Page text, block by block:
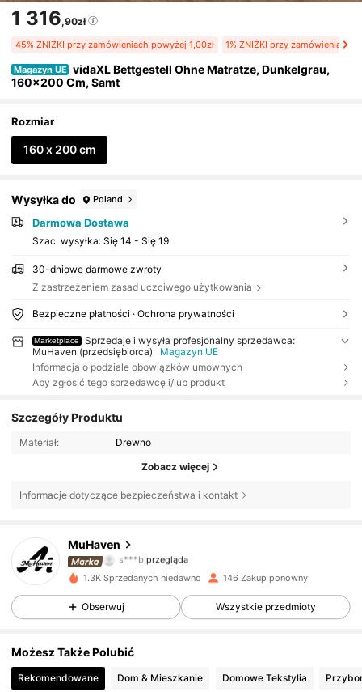
1 316,90zł
45% ZNIŻKI przy zamówieniach powyżej 1,00zł 1% ZNIŻKI przy zamówieniach
Magazyn UE vidaXL Bettgestell Ohne Matratze, Dunkelgrau,
160x200 Cm, Samt
Rozmiar
160 x 200 cm
Wysyłka do Poland
Darmowa Dostawa
Szac. wysyłka: Się 14 - Się 19
30-dniowe darmowe zwroty
Z zastrzeżeniem zasad uczciwego użytkowania
Bezpieczne płatności · Ochrona prywatności
Marketplace
Sprzedaje i wysyła profesjonalny sprzedawca:
MuHaven (przedsiębiorca)
Magazyn UE
Informacja o podziale obowiązków umownych
Aby zgłosić tego sprzedawcę i/lub produkt
Szczegóły Produktu
Materiał: Drewno
Zobacz więcej
Informacje dotyczące bezpieczeństwa i kontakt
MuHavens***b
4,54
972 Obserwujący
4,54 972 Obserwujący
4,54 972 Obserwujący
1.3K Sprzedanych niedawno 146 Zakup ponowny
Obserwuj Wszystkie przedmioty
Możesz Także Polubić
Rekomendowane Dom & Mieszkanie Domowe Tekstylia